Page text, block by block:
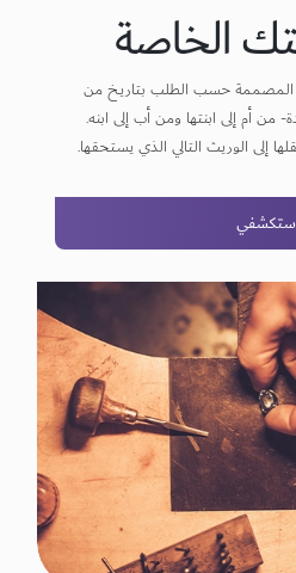
الخاصة
المصممة حسب الطلب بتاريخ من
من أم إلى ابنتها ومن أب إلى ابنه.
إلى الوريث التالي الذي يستحقها.